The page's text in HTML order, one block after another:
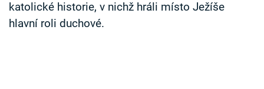
katolické historie, v nichž hráli místo Ježíše
hlavní roli duchové.